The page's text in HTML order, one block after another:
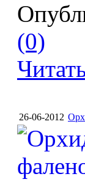
(0)
26-06-2012